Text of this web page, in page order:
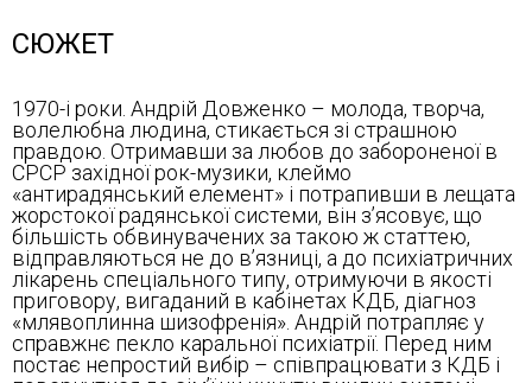
СЮЖЕТ
1970-і роки. Андрій Довженко – молода, творча,
волелюбна людина, стикається зі страшною
правдою. Отримавши за любов до забороненої в
СРСР західної рок-музики, клеймо
«антирадянський елемент» і потрапивши в лещата
жорстокої радянської системи, він з’ясовує, що
більшість обвинувачених за такою ж статтею,
відправляються не до в’язниці, а до психіатричних
лікарень спеціального типу, отримуючи в якості
приговору, вигаданий в кабінетах КДБ, діагноз
«млявоплинна шизофренія». Андрій потрапляє у
справжнє пекло каральної психіатрії. Перед ним
постає непростий вибір – співпрацювати з КДБ і